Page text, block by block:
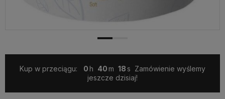
Kup w przeciągu: 0 40 17
Zamówienie wyślemy
jeszcze dzisiaj!